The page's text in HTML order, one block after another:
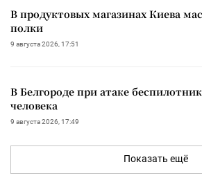
В продуктовых магазинах Киева
полки
9 августа 2026, 17:51
В Белгороде при атаке
человека
9 августа 2026, 17:49
Показать ещё